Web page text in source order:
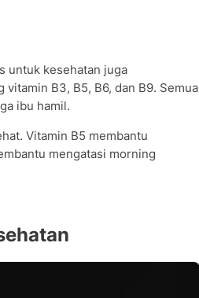
untuk kesehatan juga
B3, B5, B6, dan B9. Semua
ibu hamil.
Vitamin B5 membantu
mengatasi morning